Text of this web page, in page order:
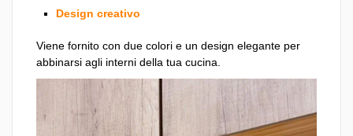
Design creativo
Viene fornito con due colori e un design elegante per
abbinarsi agli interni della tua cucina.